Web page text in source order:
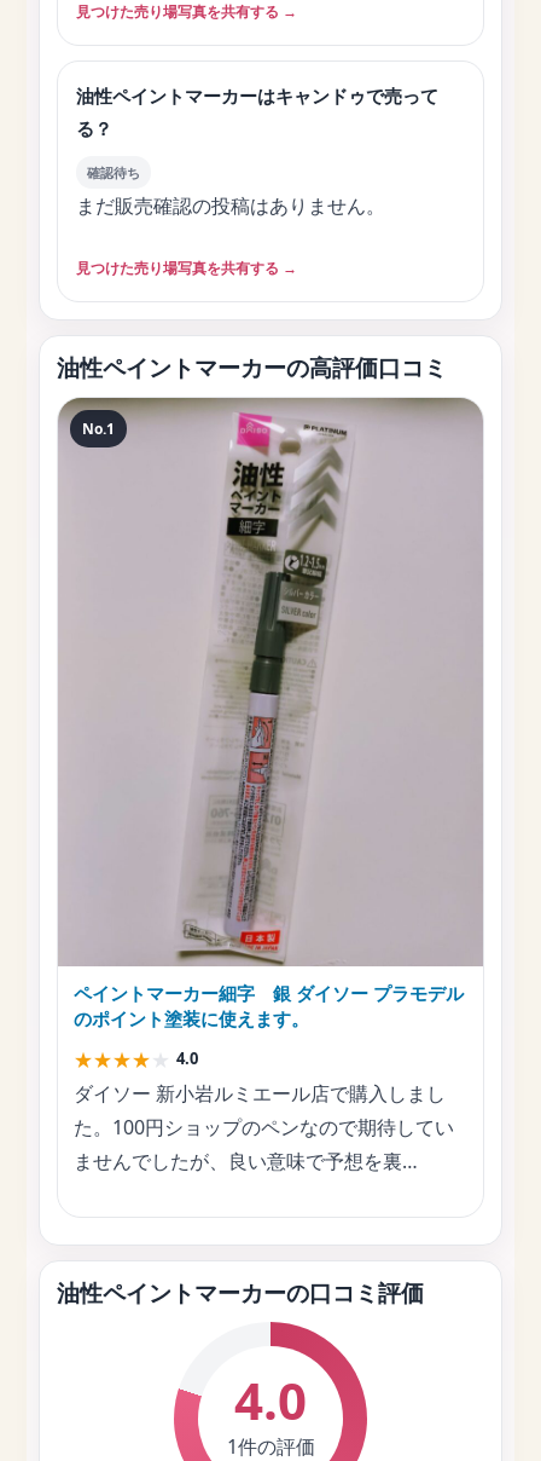
見つけた売り場写真を共有する →
油性ペイントマーカーはキャンドゥで売って
る？
確認待ち
まだ販売確認の投稿はありません。
見つけた売り場写真を共有する →
油性ペイントマーカーの高評価口コミ
No.1
ペイントマーカー細字 銀 ダイソー プラモデル
のポイント塗装に使えます。
★★★★★ 4.0
ダイソー 新小岩ルミエール店で購入しまし
た。100円ショップのペンなので期待してい
ませんでしたが、良い意味で予想を裏…
油性ペイントマーカーの口コミ評価
4.0
1件の評価